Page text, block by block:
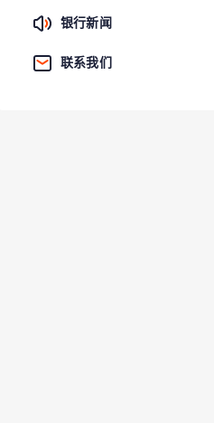
银行新闻
联系我们